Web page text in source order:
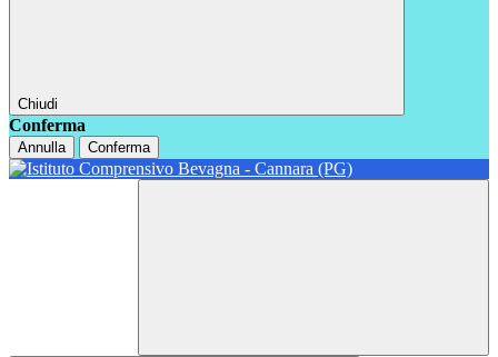
Chiudi
Conferma
Annulla Conferma